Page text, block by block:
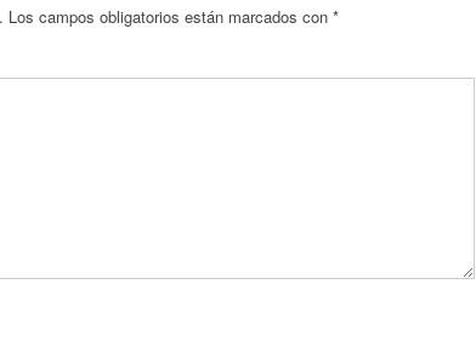
Los campos obligatorios están marcados con *